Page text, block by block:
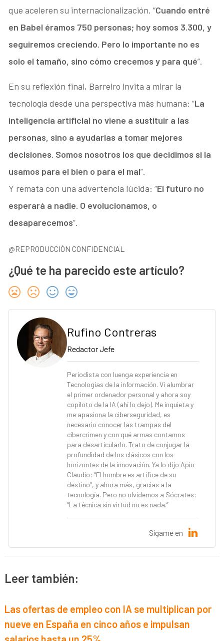
que aceleren su internacionalización. “Cuando entré
en Babel éramos 750 personas; hoy somos 3.300, y
seguiremos creciendo. Pero lo importante no es
solo el tamaño, sino cómo crecemos y para qué”.
En su reflexión final, Barreiro invita a mirar la
tecnología desde una perspectiva más humana: “La
inteligencia artificial no viene a sustituir a las
personas, sino a ayudarlas a tomar mejores
decisiones. Somos nosotros los que decidimos si la
usamos para el bien o para el mal”.
Y remata con una advertencia lúcida: “El futuro no
esperará a nadie. O evolucionamos, o
desaparecemos”.
@REPRODUCCIÓN CONFIDENCIAL
¿Qué te ha parecido este artículo?
Rufino Contreras
Redactor Jefe
Periodista con luenga experiencia en
Tecnologías de la información. Vi alumbrar
el primer ordenador personal y ahora soy
copiloto de la IA (ahí lo dejo). Me inquieta y
me apasiona la ciberseguridad, es
necesario conocer las trampas del
cibercrimen y con qué armas contamos
para desarticularlo. Trato de conjugar la
profundidad de los clásicos con los
horizontes de la innovación. Ya lo dijo Apio
Claudio: “El hombre es artífice de su
destino”, y ahora más, gracias a la
tecnología. Pero no olvidemos a Sócrates:
“La técnica sin virtud no es nada.”
Sígame en
Leer también:
Las ofertas de empleo con IA se multiplican por
nueve en España en cinco años e impulsan